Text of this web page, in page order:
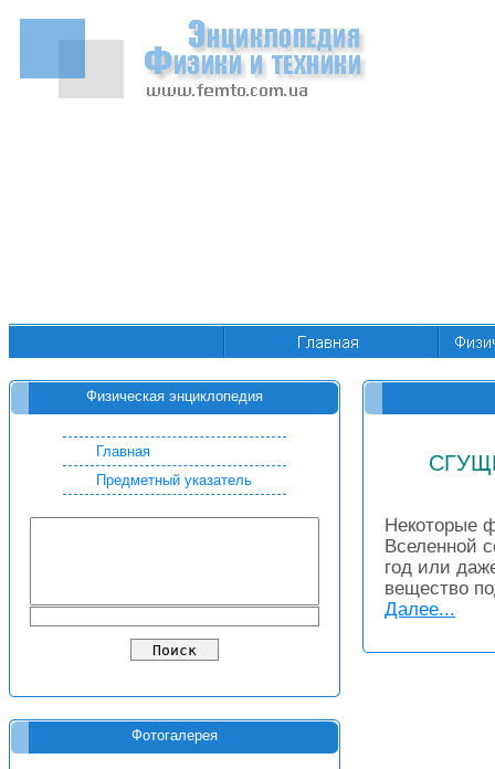
Физическая энциклопедия
Главная
Предметный указатель
Фотогалерея
Некоторые
Вселенной
год или
вещество
Далее...